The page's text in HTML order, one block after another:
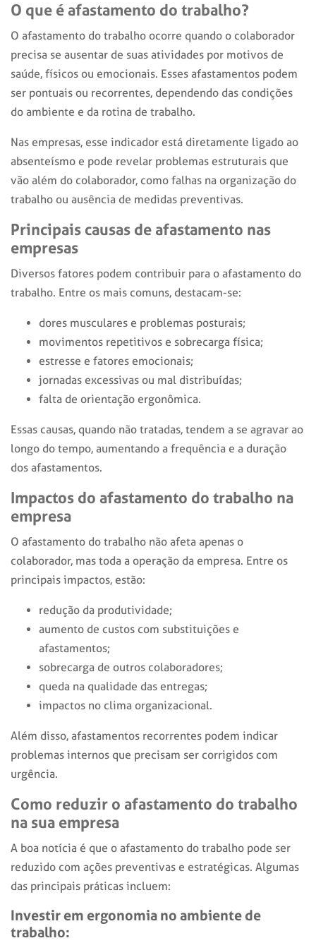
O que é afastamento do trabalho?
O afastamento do trabalho ocorre quando o colaborador
precisa se ausentar de suas atividades por motivos de
saúde, físicos ou emocionais. Esses afastamentos podem
ser pontuais ou recorrentes, dependendo das condições
do ambiente e da rotina de trabalho.
Nas empresas, esse indicador está diretamente ligado ao
absenteísmo e pode revelar problemas estruturais que
vão além do colaborador, como falhas na organização do
trabalho ou ausência de medidas preventivas.
Principais causas de afastamento nas
empresas
Diversos fatores podem contribuir para o afastamento do
trabalho. Entre os mais comuns, destacam-se:
dores musculares e problemas posturais;
movimentos repetitivos e sobrecarga física;
estresse e fatores emocionais;
jornadas excessivas ou mal distribuídas;
falta de orientação ergonômica.
Essas causas, quando não tratadas, tendem a se agravar ao
longo do tempo, aumentando a frequência e a duração
dos afastamentos.
Impactos do afastamento do trabalho na
empresa
O afastamento do trabalho não afeta apenas o
colaborador, mas toda a operação da empresa. Entre os
principais impactos, estão:
redução da produtividade;
aumento de custos com substituições e
afastamentos;
sobrecarga de outros colaboradores;
queda na qualidade das entregas;
impactos no clima organizacional.
Além disso, afastamentos recorrentes podem indicar
problemas internos que precisam ser corrigidos com
urgência.
Como reduzir o afastamento do trabalho
na sua empresa
A boa notícia é que o afastamento do trabalho pode ser
reduzido com ações preventivas e estratégicas. Algumas
das principais práticas incluem:
Investir em ergonomia no ambiente de
trabalho: